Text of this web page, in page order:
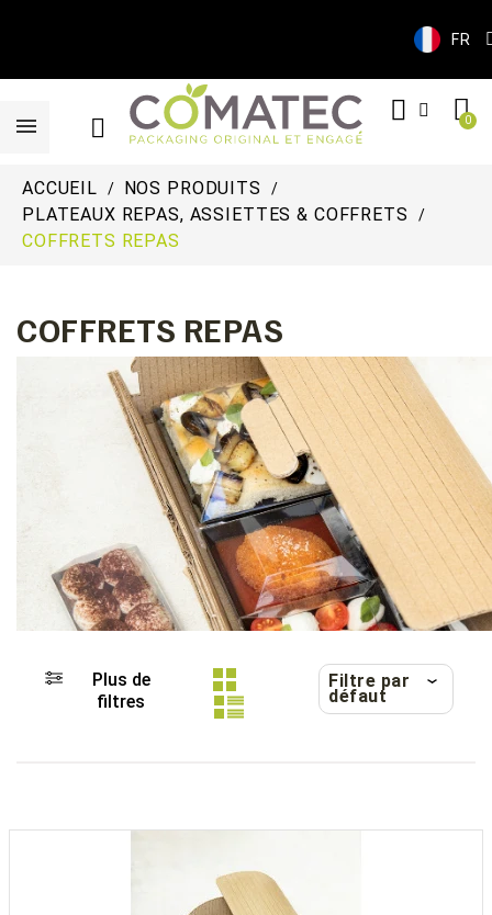
FR
ACCUEIL
NOS PRODUITS
PLATEAUX REPAS, ASSIETTES & COFFRETS
COFFRETS REPAS
COFFRETS REPAS
Plus de
filtres
Filtre par
défaut